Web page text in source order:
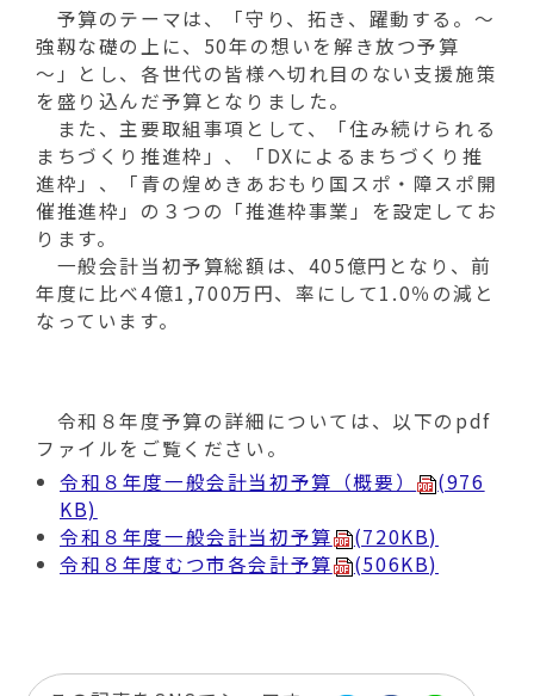
予算のテーマは、「守り、拓き、躍動する。～
強靱な礎の上に、50年の想いを解き放つ予算
～」とし、各世代の皆様へ切れ目のない支援施策
を盛り込んだ予算となりました。
また、主要取組事項として、「住み続けられる
まちづくり推進枠」、「DXによるまちづくり推
進枠」、「青の煌めきあおもり国スポ・障スポ開
催推進枠」の３つの「推進枠事業」を設定してお
ります。
一般会計当初予算総額は、405億円となり、前
年度に比べ4億1,700万円、率にして1.0％の減と
なっています。
令和８年度予算の詳細については、以下のpdf
ファイルをご覧ください。
令和８年度一般会計当初予算（概要）
(976
KB)
令和８年度一般会計当初予算
(720KB)
令和８年度むつ市各会計予算
(506KB)